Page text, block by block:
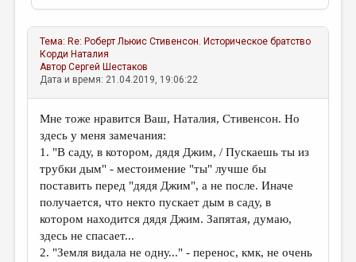
Тема: Re: Роберт Льюис Стивенсон. Историческое братство
Корди Наталия
АвторСергей Шестаков
Дата и время: 21.04.2019, 19:06:22
Мне тоже нравится Ваш, Наталия, Стивенсон. Но
здесь у меня замечания:
1. "В саду, в котором, дядя Джим, / Пускаешь ты из
трубки дым" - местоимение "ты" лучше бы
поставить перед "дядя Джим", а не после. Иначе
получается, что некто пускает дым в саду, в
котором находится дядя Джим. Запятая, думаю,
здесь не спасает...
2. "Земля видала не одну..." - перенос, кмк, не очень